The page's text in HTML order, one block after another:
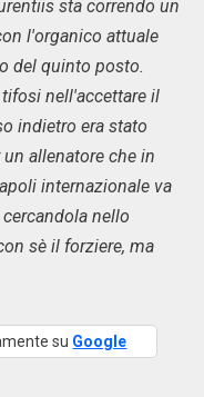
sta correndo un
l'organico attuale
del quinto posto.
nell'accettare il
indietro era stato
allenatore che in
internazionale va
nello
sè il forziere, ma
su Google